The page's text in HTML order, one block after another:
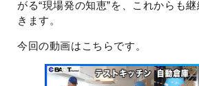
がる“現場発の知恵”を、これからも
きます。
今回の動画はこちらです。